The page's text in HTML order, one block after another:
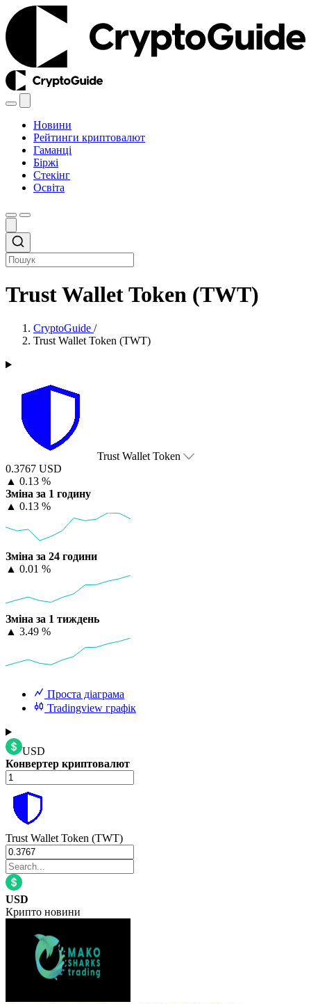
Новини
Рейтинги криптовалют
Гаманці
Біржі
Стекінг
Освіта
Trust Wallet Token (TWT)
CryptoGuide /
Trust Wallet Token (TWT)
Trust Wallet Token
0.3767 USD
▲ 0.13 %
Зміна за 1 годину
▲ 0.13 %
Зміна за 24 години
▲ 0.01 %
Зміна за 1 тиждень
▲ 3.49 %
Проста діаграма
Tradingview графік
USD
Конвертер криптовалют
Trust Wallet Token (TWT)
USD
Крипто новини